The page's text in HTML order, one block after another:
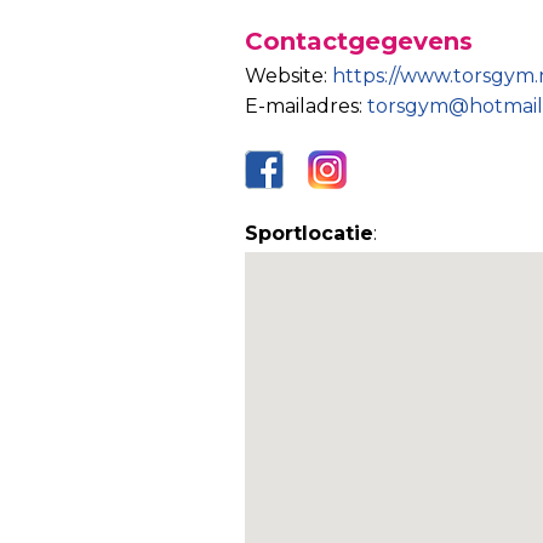
Contactgegevens
Website: https://
E-mailadres:
Sportlocatie: